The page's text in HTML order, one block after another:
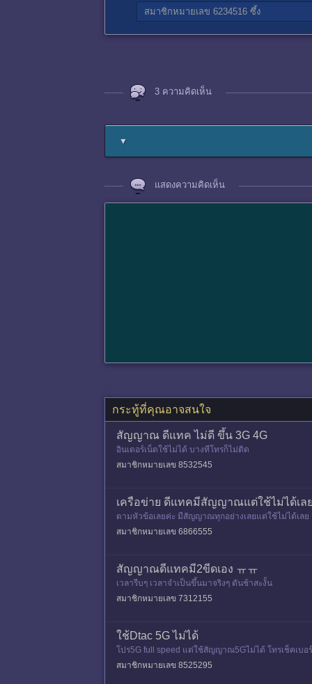
สมาชิกหมายเลข 6234516 ซึ้ง
3 ความคิดเห็น
▼
แสดงความคิดเห็น
กระทู้ที่คุณอาจสนใจ
สัญญาณ ดีแทค ไม่ดี ขึ้น 3G 4G
อินเตอร์เน็ตใช้ไม่ได้ บางทีโทรก็ไม่ติด
สมาชิกหมายเลข 8532545
เครือข่าย ดีแทคมีสัญญาณแต่ใช้ไม่ได้เลย
ตามหัวข้อเลยค่ะ มีสัญญาณทุกอย่างเลยแต่ใช้ไม่ได้เลย
สมาชิกหมายเลข 6866555
สัญญาณดีแทคมี2ขีดเอง ㅠㅠ
เวลารีบๆ เวลาจำเป็นขึ้นมาจริงๆ ดันช้าสะงั้น
สมาชิกหมายเลข 7312155
ใช้Dtac 5G ไม่ได้
โปร5G full speed แต่ใช้สัญญาณ5Gไม่ได้ โทรเช็คเบอ
สมาชิกหมายเลข 8525295